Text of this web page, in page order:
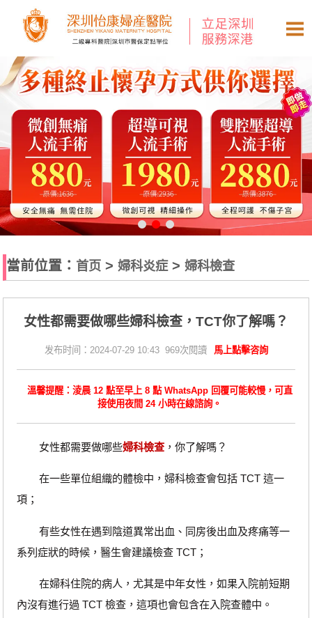
當前位置： 首页 >婦科炎症>婦科檢查
女性都需要做哪些婦科檢查，TCT你了解嗎？
发布时间：2024-07-29 10:43 969次閱讀 馬上點擊咨詢
溫馨提醒：淩晨 12 點至早上 8 點 WhatsApp 回覆可能較慢，可直
接使用夜間 24 小時在線諮詢。
女性都需要做哪些婦科檢查，你了解嗎？
在一些單位組織的體檢中，婦科檢查會包括 TCT 這一
項；
有些女性在遇到陰道異常出血、同房後出血及疼痛等一
系列症狀的時候，醫生會建議檢查 TCT；
在婦科住院的病人，尤其是中年女性，如果入院前短期
內沒有進行過 TCT 檢查，這項也會包含在入院查體中。